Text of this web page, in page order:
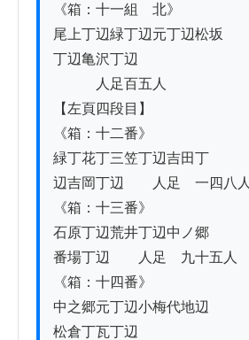
《箱：十一組　北》
尾上丁辺緑丁辺元丁辺松坂
丁辺亀沢丁辺
人足百五人
【左頁四段目】
《箱：十二番》
緑丁花丁三笠丁辺吉田丁
辺吉岡丁辺　　人足　一四八人
《箱：十三番》
石原丁辺荒井丁辺中ノ郷
番場丁辺　　人足　九十五人
《箱：十四番》
中之郷元丁辺小梅代地辺
松倉丁瓦丁辺